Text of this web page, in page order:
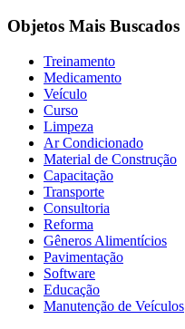
Objetos Mais Buscados
Treinamento
Medicamento
Veículo
Curso
Limpeza
Ar Condicionado
Material de Construção
Capacitação
Transporte
Consultoria
Reforma
Gêneros Alimentícios
Pavimentação
Software
Educação
Manutenção de Veículos